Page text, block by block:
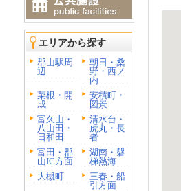
エリアから探す
郡山駅周
辺
朝日・桑
野・西ノ
内
菜根・開
成
安積町・
図景
富久山・
八山田・
日和田
清水台・
虎丸・長
者
富田・郡
山IC方面
湖南・磐
梯熱海
大槻町
三春・船
引方面